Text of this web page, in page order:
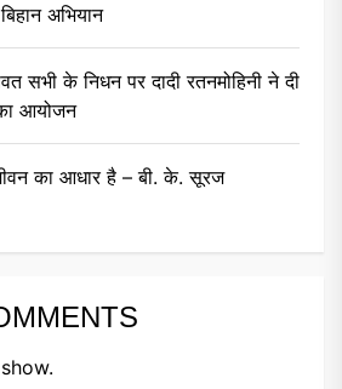
अभियान
सभी के निधन पर दादी रतनमोहिनी ने दी
आयोजन
का आधार है – बी. के. सूरज